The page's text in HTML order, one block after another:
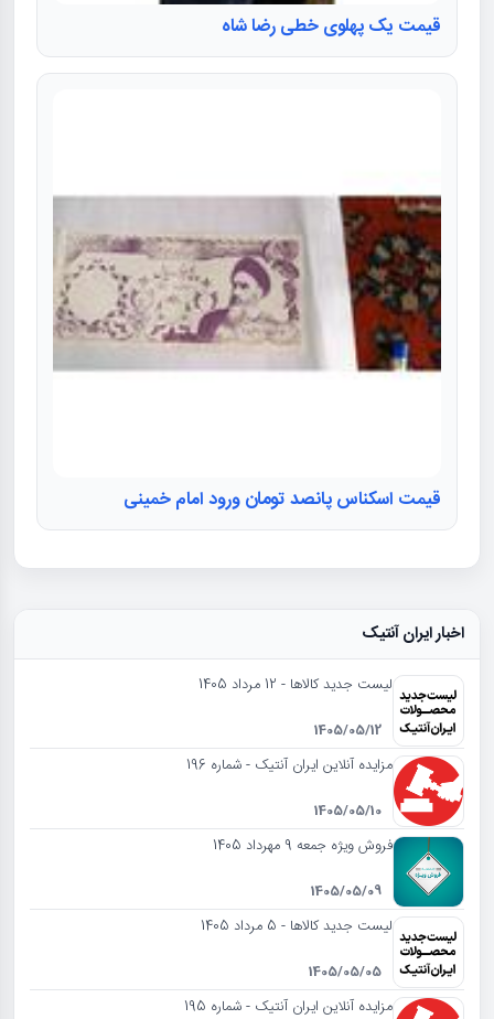
قیمت یک پهلوی خطی رضا شاه
قیمت اسکناس پانصد تومان ورود امام خمینی
اخبار ایران آنتیک
لیست جدید کالاها - 12 مرداد 1405
1405/05/12
مزایده آنلاین ایران آنتیک - شماره 196
1405/05/10
فروش ویژه جمعه 9 مهرداد 1405
1405/05/09
لیست جدید کالاها - 5 مرداد 1405
1405/05/05
مزایده آنلاین ایران آنتیک - شماره 195